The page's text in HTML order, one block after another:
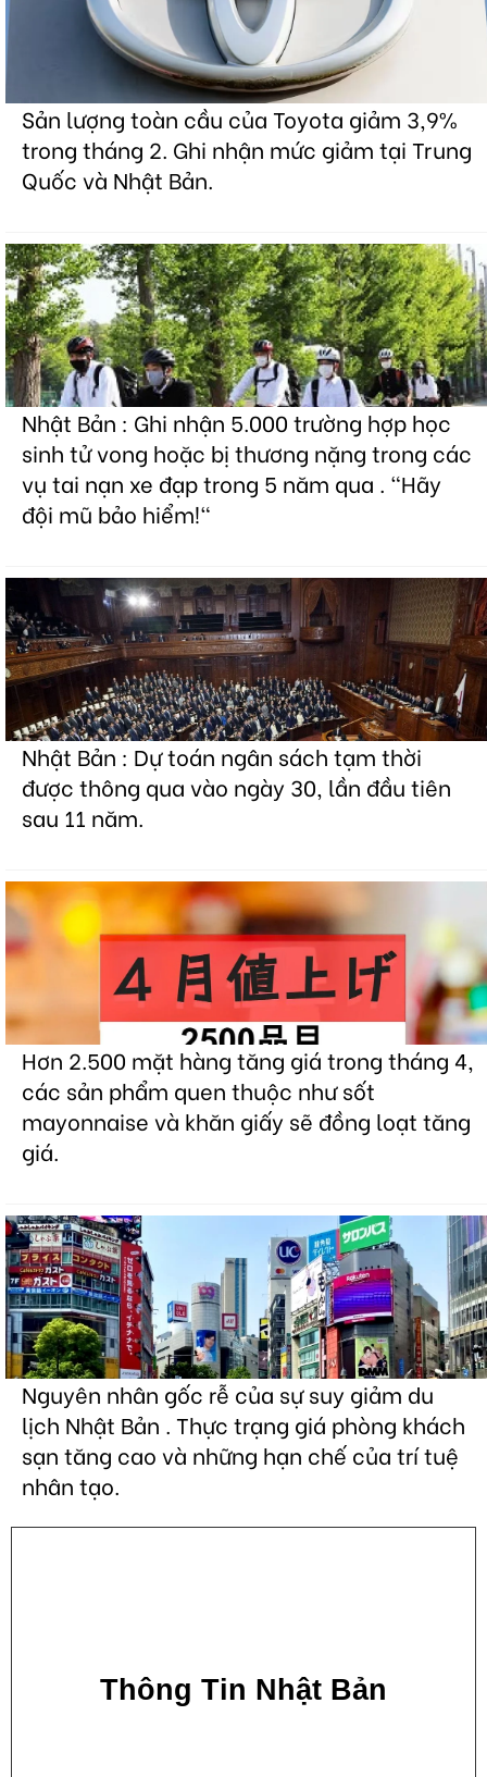
Sản lượng toàn cầu của Toyota giảm 3,9%
trong tháng 2. Ghi nhận mức giảm tại Trung
Quốc và Nhật Bản.
Nhật Bản : Ghi nhận 5.000 trường hợp học
sinh tử vong hoặc bị thương nặng trong các
vụ tai nạn xe đạp trong 5 năm qua . "Hãy
đội mũ bảo hiểm!"
Nhật Bản : Dự toán ngân sách tạm thời
được thông qua vào ngày 30, lần đầu tiên
sau 11 năm.
Hơn 2.500 mặt hàng tăng giá trong tháng 4,
các sản phẩm quen thuộc như sốt
mayonnaise và khăn giấy sẽ đồng loạt tăng
giá.
Nguyên nhân gốc rễ của sự suy giảm du
lịch Nhật Bản . Thực trạng giá phòng khách
sạn tăng cao và những hạn chế của trí tuệ
nhân tạo.
Thông Tin Nhật Bản